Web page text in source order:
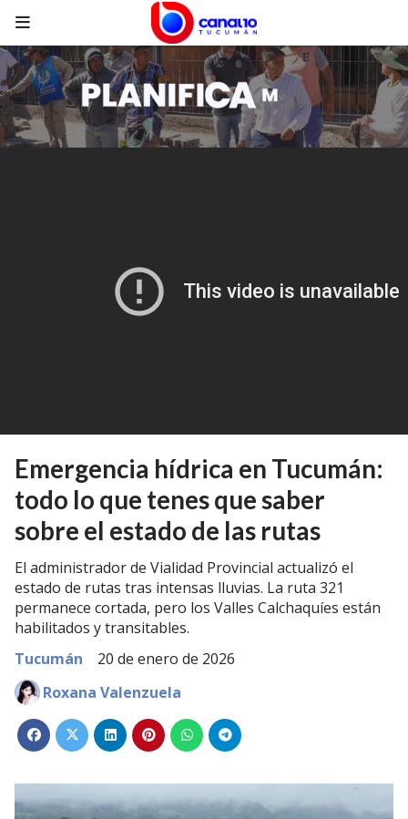
Emergencia hídrica en Tucumán:
todo lo que tenes que saber
sobre el estado de las rutas
El administrador de Vialidad Provincial actualizó el
estado de rutas tras intensas lluvias. La ruta 321
permanece cortada, pero los Valles Calchaquíes están
habilitados y transitables.
Tucumán
20 de enero de 2026
Roxana Valenzuela